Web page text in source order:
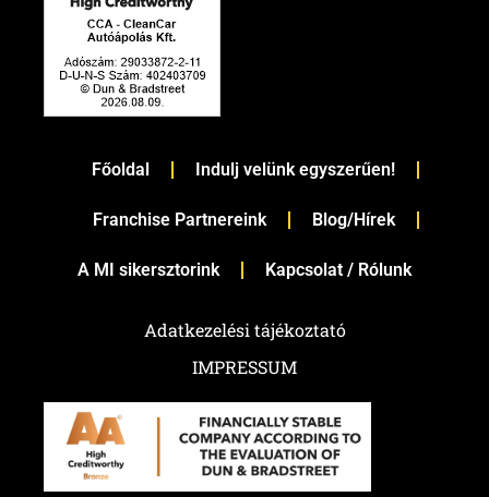
Főoldal Indulj velünk egyszerűen!
Franchise Partnereink Blog/Hírek
A MI sikersztorink Kapcsolat / Rólunk
Adatkezelési tájékoztató
IMPRESSUM